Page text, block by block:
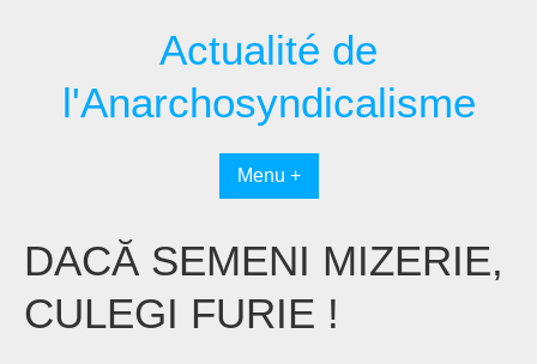
Actualité de
l'Anarchosyndicalisme
Menu +
DACĂ SEMENI MIZERIE,
CULEGI FURIE !